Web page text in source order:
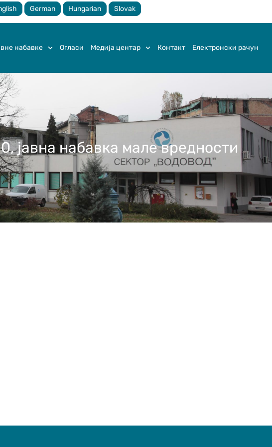
German Hungarian Slovak
набавке Огласи Медија центар Контакт Електронски рачун
јавна набавка мале вредности